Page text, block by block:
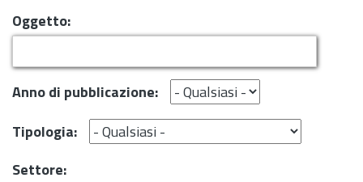
Oggetto:
Anno di pubblicazione:
Tipologia:
Settore: